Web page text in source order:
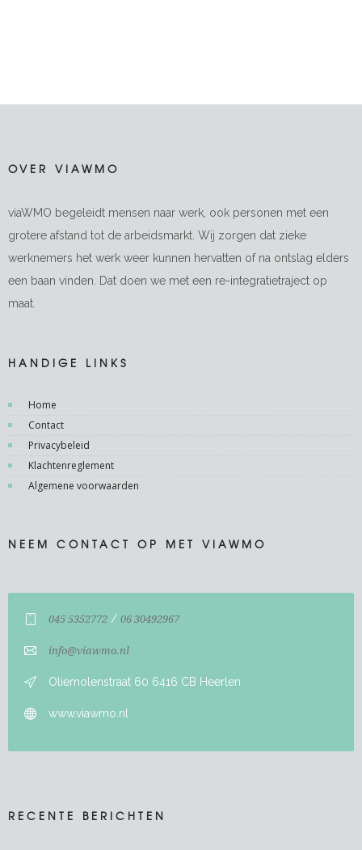
OVER VIAWMO
viaWMO begeleidt mensen naar werk, ook personen met een
grotere afstand tot de arbeidsmarkt. Wij zorgen dat zieke
werknemers het werk weer kunnen hervatten of na ontslag elders
een baan vinden. Dat doen we met een re-integratietraject op
maat.
HANDIGE LINKS
Home
Contact
Privacybeleid
Klachtenreglement
Algemene voorwaarden
NEEM CONTACT OP MET VIAWMO
045 5352772 / 06 30492967
info@viawmo.nl
Oliemolenstraat 60 6416 CB Heerlen
www.viawmo.nl
RECENTE BERICHTEN